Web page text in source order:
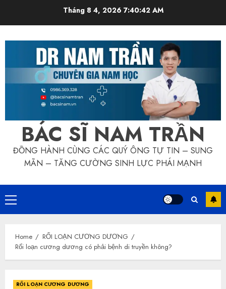
Tháng 8 4, 2026 7:40:43 AM
BÁC SĨ NAM TRẦN
ĐỒNG HÀNH CÙNG CÁC QUÝ ÔNG TỰ TIN – SUNG
MÃN – TĂNG CƯỜNG SINH LỰC PHÁI MẠNH
Primary
Menu
Home
RỐI LOẠN CƯƠNG DƯƠNG
Rối loạn cương dương có phải bệnh di truyền không?
RỐI LOẠN CƯƠNG DƯƠNG